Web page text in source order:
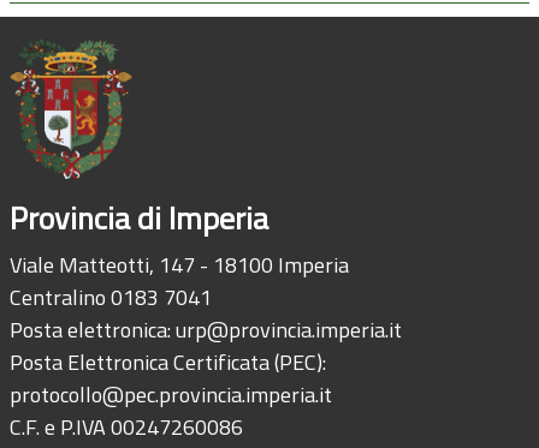
Provincia di Imperia
Viale Matteotti, 147 - 18100 Imperia
Centralino 0183 7041
Posta elettronica:urp@provincia.imperia.it
Posta Elettronica Certificata (PEC):
protocollo@pec.provincia.imperia.it
C.F. e P.IVA 00247260086